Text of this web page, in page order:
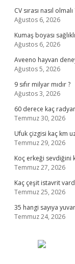
CV sırası nasıl olmalı
Ağustos 6, 2026
Kumaş boyası
Ağustos 6, 2026
Aveeno hayvan
Ağustos 5, 2026
9 sıfır milyar mıdır ?
Ağustos 3, 2026
60 derece kaç
Temmuz 30, 2026
Ufuk çizgisi kaç km
Temmuz 29, 2026
Koç erkeği sevdiğini
Temmuz 27, 2026
Kaç çeşit istavrit
Temmuz 25, 2026
35 hangi sayıya
Temmuz 24, 2026